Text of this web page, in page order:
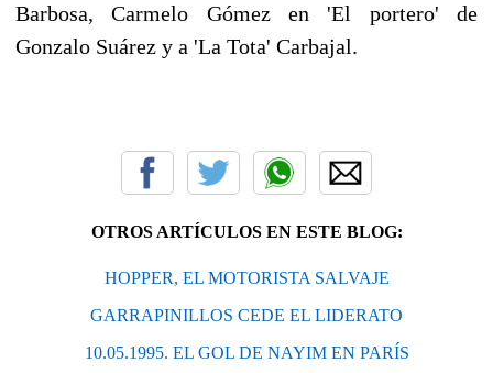
Barbosa, Carmelo Gómez en 'El portero' de
Gonzalo Suárez y a 'La Tota' Carbajal.
OTROS ARTÍCULOS EN ESTE BLOG:
HOPPER, EL MOTORISTA SALVAJE
GARRAPINILLOS CEDE EL LIDERATO
10.05.1995. EL GOL DE NAYIM EN PARÍS